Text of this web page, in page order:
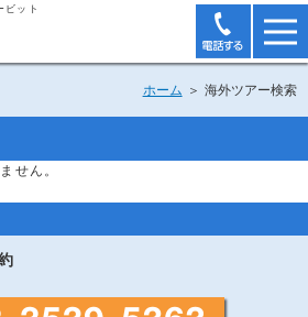
ビット
ホーム ＞ 海外ツアー検索
せん。